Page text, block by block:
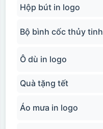
Hộp bút in logo
Bộ bình cốc thủy tinh
Ô dù in logo
Quà tặng tết
Áo mưa in logo